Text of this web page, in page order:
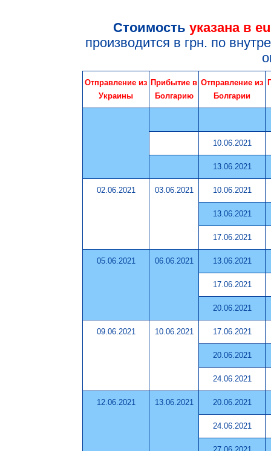
Стоимость указана в
производится в грн. по
Отправление из
Украины
Прибытие в
Болгарию
Отправление из
Болгарии
10.06.2021
13.06.2021
02.06.2021 03.06.2021 10.06.2021
13.06.2021
17.06.2021
05.06.2021 06.06.2021 13.06.2021
17.06.2021
20.06.2021
09.06.2021 10.06.2021 17.06.2021
20.06.2021
24.06.2021
12.06.2021 13.06.2021 20.06.2021
24.06.2021